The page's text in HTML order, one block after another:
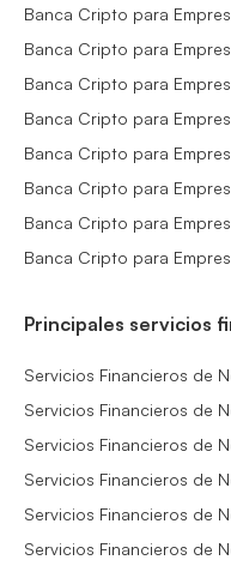
Banca Cripto para
Banca Cripto para
Banca Cripto para
Banca Cripto para
Banca Cripto para
Banca Cripto para
Banca Cripto para
Banca Cripto para
Principales servicios
Servicios Financieros de
Servicios Financieros de
Servicios Financieros de
Servicios Financieros de
Servicios Financieros de
Servicios Financieros de